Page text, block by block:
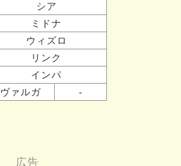
シア
ミドナ
ウィズロ
リンク
インパ
ヴァルガ -